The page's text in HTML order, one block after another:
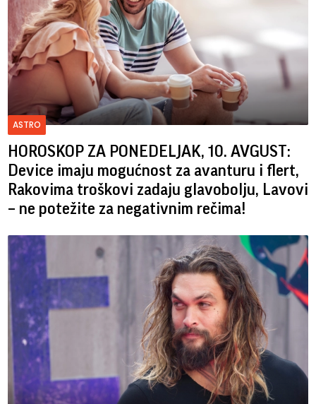
ASTRO
HOROSKOP ZA PONEDELJAK, 10. AVGUST:
Device imaju mogućnost za avanturu i flert,
Rakovima troškovi zadaju glavobolju, Lavovi
– ne potežite za negativnim rečima!